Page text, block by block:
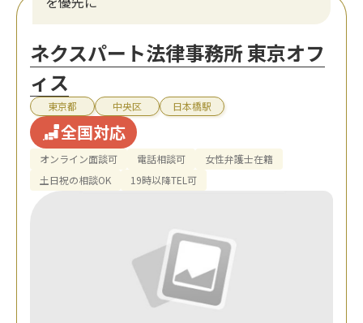
ネクスパート法律事務所 東京オフ
ィス
東京都 中央区 日本橋駅
全国対応
オンライン面談可 電話相談可
女性弁護士在籍
土日祝の相談OK
19時以降TEL可